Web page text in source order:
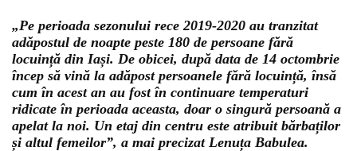
„Pe perioada sezonului rece 2019-2020 au tranzitat
adăpostul de noapte peste 180 de persoane fără
locuință din Iași. De obicei, după data de 14 octombrie
încep să vină la adăpost persoanele fără locuință, însă
cum în acest an au fost în continuare temperaturi
ridicate în perioada aceasta, doar o singură persoană a
apelat la noi. Un etaj din centru este atribuit bărbaților
și altul femeilor”, a mai precizat Lenuța Babulea.